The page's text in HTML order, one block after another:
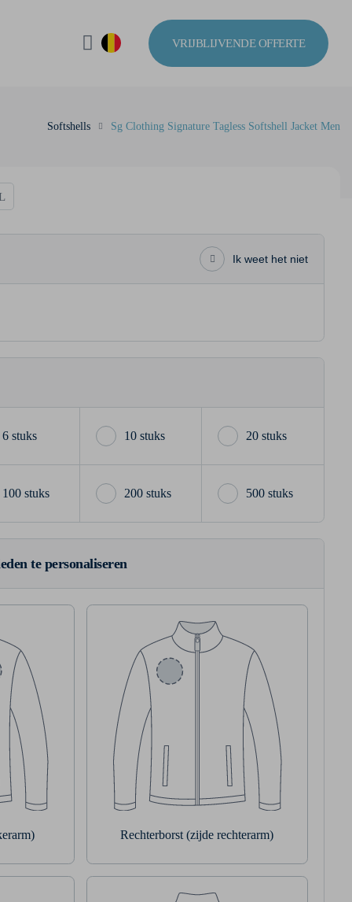
VRIJBLIJVENDE OFFERTE
Softshells Sg Clothing Signature Tagless Softshell Jacket Men
Ik weet het niet
6 stuks 10 stuks 20 stuks
100 stuks 200 stuks 500 stuks
te personaliseren
Rechterborst (zijde rechterarm)